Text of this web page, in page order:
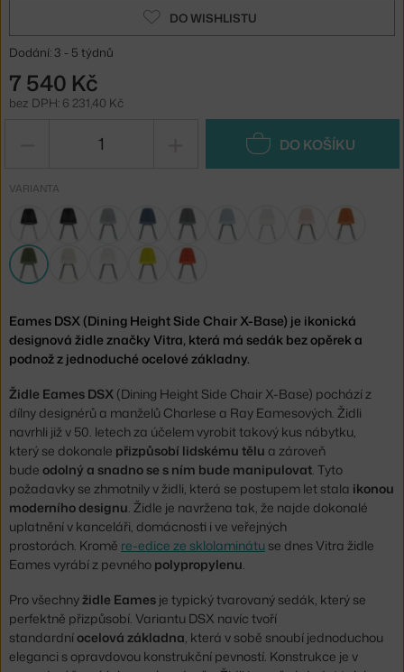
DO WISHLISTU
Dodání: 3 - 5 týdnů
7 540 Kč
bez DPH: 6 231,40 Kč
DO KOŠÍKU
VARIANTA
Eames DSX (Dining Height Side Chair X-Base) je ikonická
designová židle značky Vitra, která má sedák bez opěrek a
podnož z jednoduché ocelové základny.
Židle Eames DSX (Dining Height Side Chair X-Base) pochází z
dílny designérů a manželů Charlese a Ray Eamesových. Židli
navrhli již v 50. letech za účelem vyrobit takový kus nábytku,
který se dokonale přizpůsobí lidskému tělu a zároveň
bude odolný a snadno se s ním bude manipulovat. Tyto
požadavky se zhmotnily v židli, která se postupem let stala ikonou
moderního designu. Židle je navržena tak, že najde dokonalé
uplatnění v kanceláři, domácnosti i ve veřejných
prostorách. Kromě re-edice ze sklolaminátu se dnes Vitra židle
Eames vyrábí z pevného polypropylenu.
Pro všechnyžidle Eames je typický tvarovaný sedák, který se
perfektně přizpůsobí. Variantu DSX navíc tvoří
standardníocelová základna, která v sobě snoubí jednoduchou
eleganci s opravdovou konstrukční pevností. Konstrukce je v